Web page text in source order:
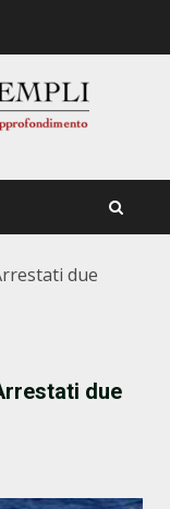
due
due